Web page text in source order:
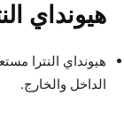
هيونداي النترا 2021 م
هيونداي النترا
الداخل والخارج.